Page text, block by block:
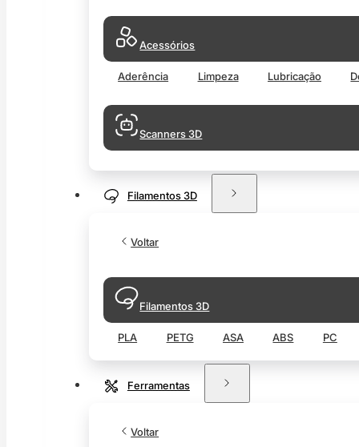
Acessórios
Aderência Limpeza Lubricação
Scanners 3D
Filamentos 3D
Voltar
Filamentos 3D
PLA PETG ASA ABS PC
Ferramentas
Voltar